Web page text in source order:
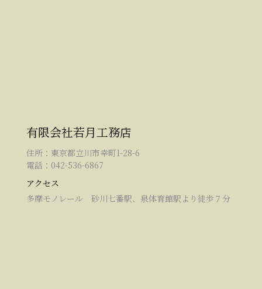
有限会社若月工務店
住所：東京都立川市幸町1-28-6
電話：042-536-6867
アクセス
多摩モノレール 砂川七番駅、泉体育館駅より徒歩７分